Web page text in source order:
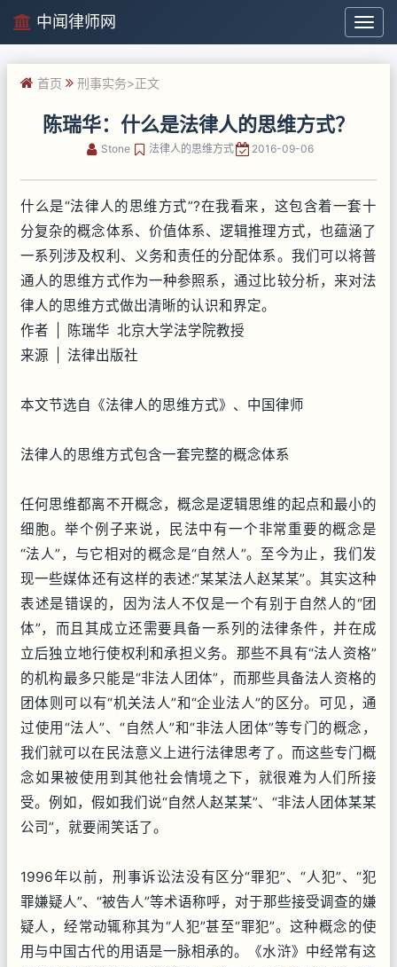
中
闻
律
中闻律师网
首页 刑事实务>正文
陈瑞华：什么是法律人的思维方式？
Stone 法律人的思维方式 2016-09-06
什么是“法律人的思维方式”?在我看来，这包含着一套十
分复杂的概念体系、价值体系、逻辑推理方式，也蕴涵了
一系列涉及权利、义务和责任的分配体系。我们可以将普
通人的思维方式作为一种参照系，通过比较分析，来对法
律人的思维方式做出清晰的认识和界定。
作者 | 陈瑞华 北京大学法学院教授
来源 | 法律出版社
本文节选自《法律人的思维方式》、中国律师
法律人的思维方式包含一套完整的概念体系
任何思维都离不开概念，概念是逻辑思维的起点和最小的
细胞。举个例子来说，民法中有一个非常重要的概念是
“法人”，与它相对的概念是“自然人”。至今为止，我们发
现一些媒体还有这样的表述:“某某法人赵某某”。其实这种
表述是错误的，因为法人不仅是一个有别于自然人的“团
体”，而且其成立还需要具备一系列的法律条件，并在成
立后独立地行使权利和承担义务。那些不具有“法人资格”
的机构最多只能是“非法人团体”，而那些具备法人资格的
团体则可以有“机关法人”和“企业法人”的区分。可见，通
过使用“法人”、“自然人”和“非法人团体”等专门的概念，
我们就可以在民法意义上进行法律思考了。而这些专门概
念如果被使用到其他社会情境之下，就很难为人们所接
受。例如，假如我们说“自然人赵某某”、“非法人团体某某
公司”，就要闹笑话了。
1996年以前，刑事诉讼法没有区分“罪犯”、“人犯”、“犯
罪嫌疑人”、“被告人”等术语称呼，对于那些接受调查的嫌
疑人，经常动辄称其为“人犯”甚至“罪犯”。这种概念的使
用与中国古代的用语是一脉相承的。《水浒》中经常有这